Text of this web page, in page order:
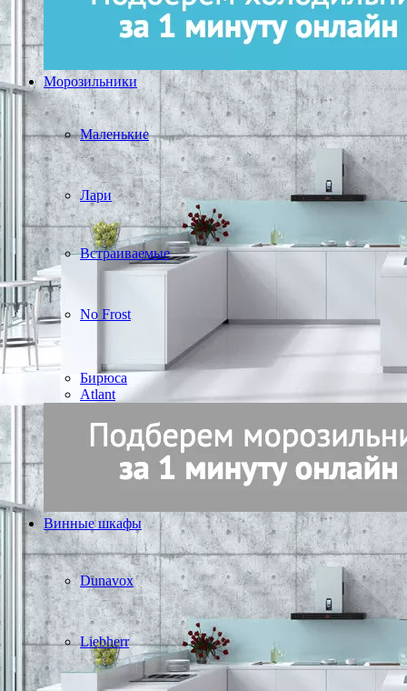
Морозильники
Маленькие
Лари
Встраиваемые
No Frost
Бирюса
Atlant
Винные шкафы
Dunavox
Liebherr